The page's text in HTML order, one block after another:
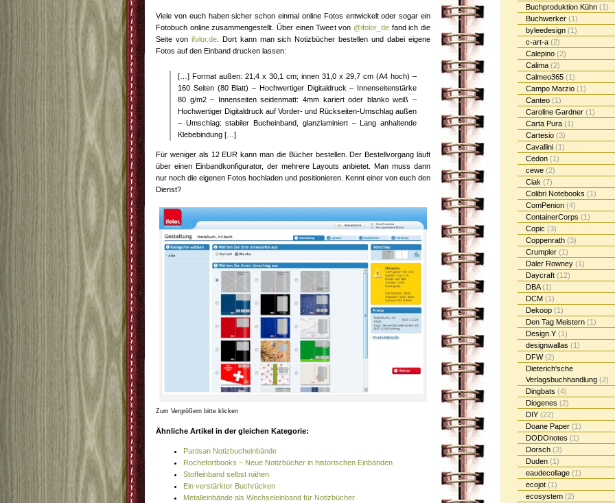
Viele von euch haben sicher schon einmal online Fotos entwickelt oder sogar ein
Fotobuch online zusammengestellt. Über einen Tweet von @ifolor_defand ich die
Seite von ifolor.de. Dort kann man sich Notizbücher bestellen und dabei eigene
Fotos auf den Einband drucken lassen:
[…] Format außen: 21,4 x 30,1 cm; innen 31,0 x 29,7 cm (A4 hoch) –
160 Seiten (80 Blatt) – Hochwertiger Digitaldruck – Innenseitenstärke
80 g/m2 – Innenseiten seidenmatt: 4mm kariert oder blanko weiß –
Hochwertiger Digitaldruck auf Vorder- und Rückseiten-Umschlag außen
– Umschlag: stabiler Bucheinband, glanzlaminiert – Lang anhaltende
Klebebindung […]
Für weniger als 12 EUR kann man die Bücher bestellen. Der Bestellvorgang läuft
über einen Einbandkonfigurator, der mehrere Layouts anbietet. Man muss dann
nur noch die eigenen Fotos hochladen und positionieren. Kennt einer von euch den
Dienst?
Zum Vergrößern bitte klicken
Ähnliche Artikel in der gleichen Kategorie:
Partisan Notizbucheinbände
Rochefortbooks – Neue Notizbücher in historischen Einbänden
Stoffeinband selbst nähen
Ein verstärkter Buchrücken
Metalleinbände als Wechseleinband für Notizbücher
Buchproduktion Kühn (1)
Buchwerker (1)
byleedesign (1)
c-art-a (2)
Calepino (2)
Calima (2)
Calmeo365 (1)
Campo Marzio (1)
Canteo (1)
Caroline Gardner (1)
Carta Pura (1)
Cartesio (3)
Cavallini (1)
Cedon (1)
cewe (2)
Ciak (7)
Colibri Notebooks (1)
ComPenion (4)
ContainerCorps (1)
Copic (3)
Coppenrath (3)
Crumpler (1)
Daler Rowney (1)
Daycraft (12)
DBA(1)
DCM (1)
Dekoop (1)
Den Tag Meistern (1)
Design.Y (1)
designwallas (1)
DFW(2)
Dieterich'sche
Verlagsbuchhandlung (2)
Dingbats (4)
Diogenes (2)
DIY (22)
Doane Paper (1)
DODOnotes (1)
Dorsch (3)
Duden (1)
eaudecollage (1)
ecojot (1)
ecosystem (2)